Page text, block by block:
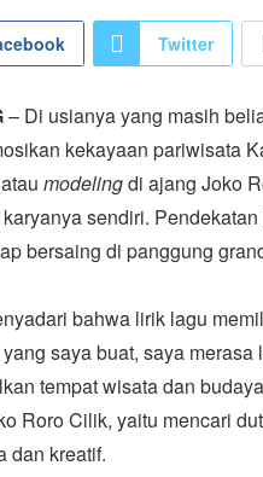
Twitter
– Di usianya yang masih
kekayaan pariwisata
atau modelingdi ajang Joko
sendiri.
bersaing di panggung
bahwa lirik lagu
saya buat, saya
tempat wisata dan
Roro Cilik, yaitu mencari
dan kreatif.